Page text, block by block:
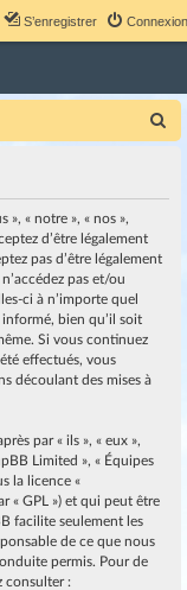
Connexion
S’enregistrer
», « notre », « nos »,
d’être légalement
pas d’être légalement
pas et/ou
ci à n’importe quel
bien qu’il soit
Si vous continuez
effectués, vous
découlant des mises à
par « ils », « eux »,
Limited », « Équipes
la licence «
« GPL ») et qui peut être
facilite seulement les
de ce que nous
permis. Pour de
consulter :